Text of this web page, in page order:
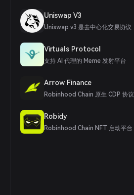
Uniswap V3
Uniswap v3 是去中心化交易协议
Virtuals Protocol
支持 AI 代理的 Meme 发射平台
Arrow Finance
Robinhood Chain 原生 CDP 协议
Robidy
Robinhood Chain NFT 启动平台